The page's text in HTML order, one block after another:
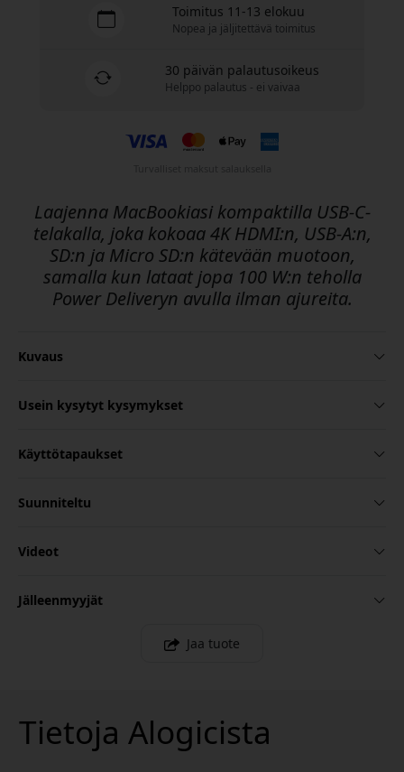
Toimitus 11-13 elokuu
Nopea ja jäljitettävä toimitus
30 päivän palautusoikeus
Helppo palautus - ei vaivaa
Laajenna MacBookiasi kompaktilla USB-C-
telakalla, joka kokoaa 4K HDMI:n, USB-A:n,
SD:n ja Micro SD:n kätevään muotoon,
samalla kun lataat jopa 100 W:n teholla
Power Deliveryn avulla ilman ajureita.
Kuvaus
Usein kysytyt kysymykset
Käyttötapaukset
Suunniteltu
Videot
Jälleenmyyjät
Jaa tuote
Tietoja Alogicista